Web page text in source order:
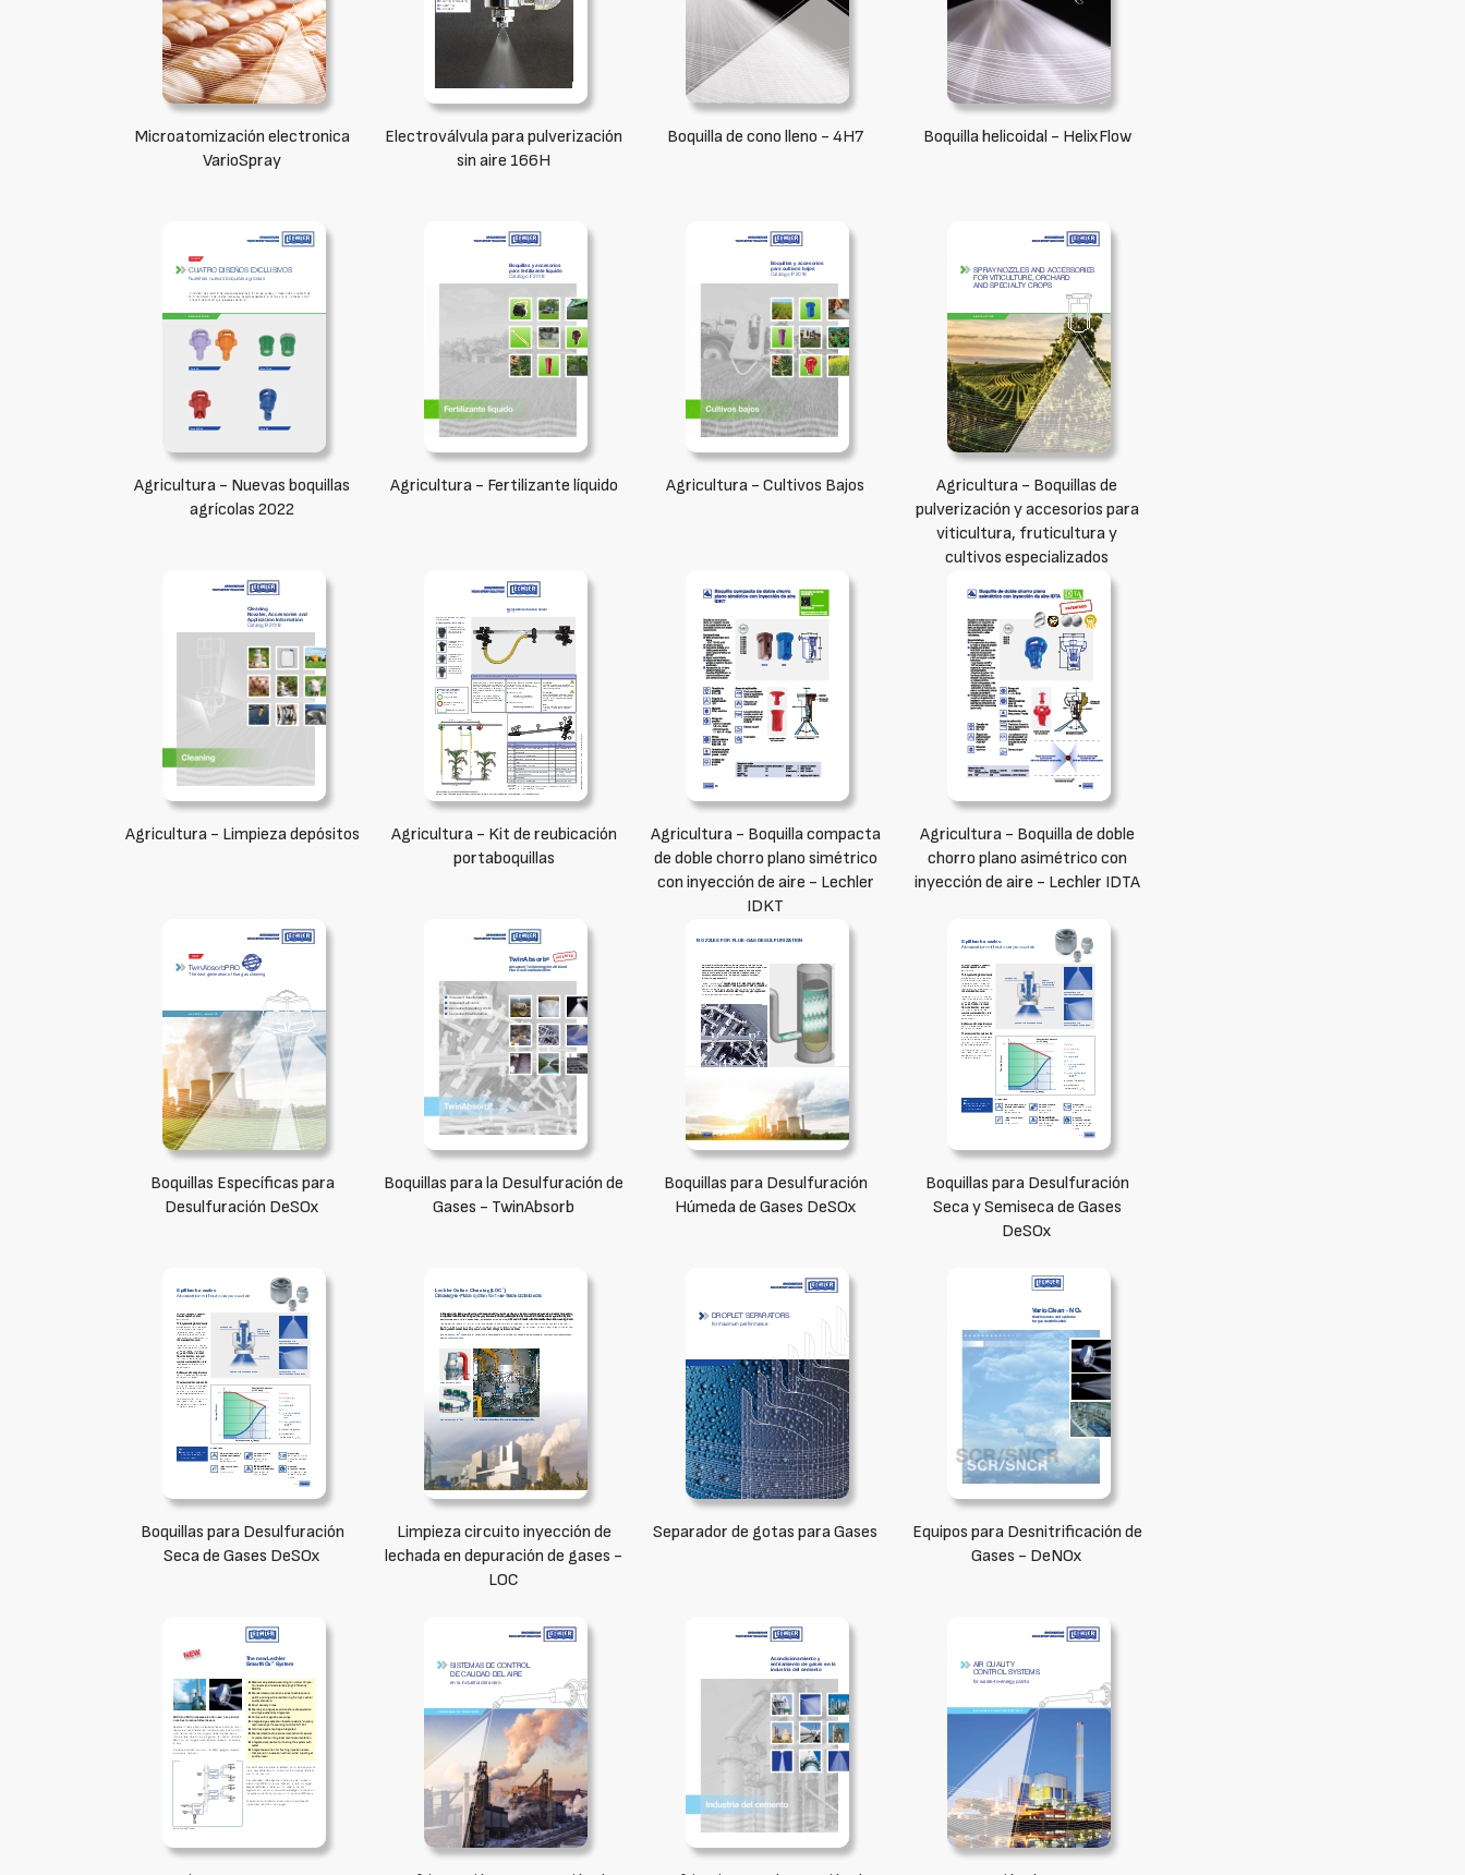
Microatomización electronica
VarioSpray
Electroválvula para pulverización
sin aire 166H
Boquilla de cono lleno - 4H7 Boquilla helicoidal - HelixFlow
Agricultura - Nuevas boquillas
agrícolas 2022
Agricultura - Fertilizante líquido Agricultura - Cultivos Bajos
Agricultura - Boquillas de
pulverización y accesorios para
viticultura, fruticultura y
cultivos especializados
Agricultura - Limpieza depósitos
Agricultura - Kit de reubicación
portaboquillas
Agricultura - Boquilla compacta
de doble chorro plano simétrico
con inyección de aire - Lechler
IDKT
Agricultura - Boquilla de doble
chorro plano asimétrico con
inyección de aire - Lechler IDTA
Boquillas Específicas para
Desulfuración DeSOx
Boquillas para la Desulfuración de
Gases - TwinAbsorb
Boquillas para Desulfuración
Húmeda de Gases DeSOx
Boquillas para Desulfuración
Seca y Semiseca de Gases
DeSOx
Boquillas para Desulfuración
Seca de Gases DeSOx
Limpieza circuito inyección de
lechada en depuración de gases -
LOC
Separador de gotas para Gases
Equipos para Desnitrificación de
Gases - DeNOx